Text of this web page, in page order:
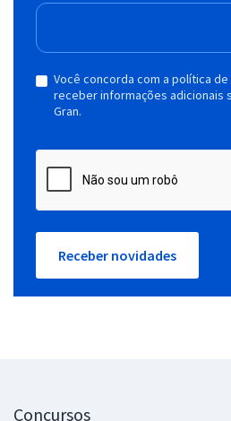
Você concorda com a política
receber informações adicionais
Gran.
Receber novidades
Concursos